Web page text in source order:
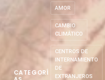
CATEGORÍ
AMOR
CAMBIO
CLIMÁTICO
CENTROS DE
INTERNAMIENTO
DE
EXTRANJEROS